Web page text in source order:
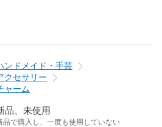
ンドメイド・手芸
クセサリー
ャーム
品、未使用
品で購入し、一度も使用していない